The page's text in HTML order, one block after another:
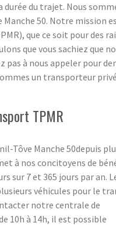
du trajet. Nous
Manche 50. Notre mission
que ce soit pour des
que vous sachiez que
pas à nous appeler pour
un transporteur
TPMR
Tôve Manche 50depuis
à nos concitoyens de
sur 7 et 365 jours par an.
véhicules pour le
notre centrale de
10h à 14h, il est possible